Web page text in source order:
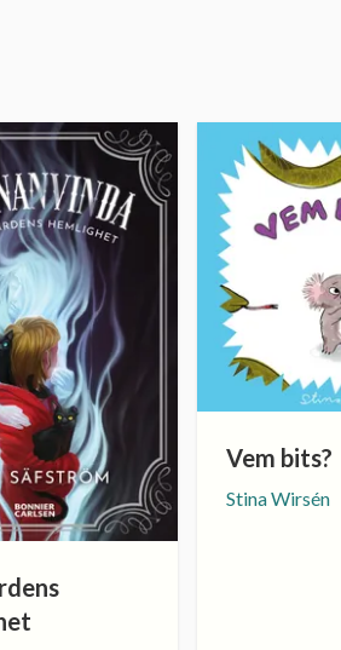
Vem bits?
Stina Wirsén